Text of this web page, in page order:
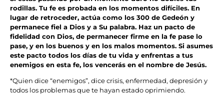
rodillas. Tu fe es probada en los momentos difíciles. En
lugar de retroceder, actúa como los 300 de Gedeón y
permanece fiel a Dios y a Su palabra. Haz un pacto de
fidelidad con Dios, de permanecer firme en la fe pase lo
pase, y en los buenos y en los malos momentos. Si asumes
este pacto todos los días de tu vida y enfrentas a tus
enemigos en esta fe, los vencerás en el nombre de Jesús.
*Quien dice “enemigos”, dice crisis, enfermedad, depresión y
todos los problemas que te hayan estado oprimiendo.